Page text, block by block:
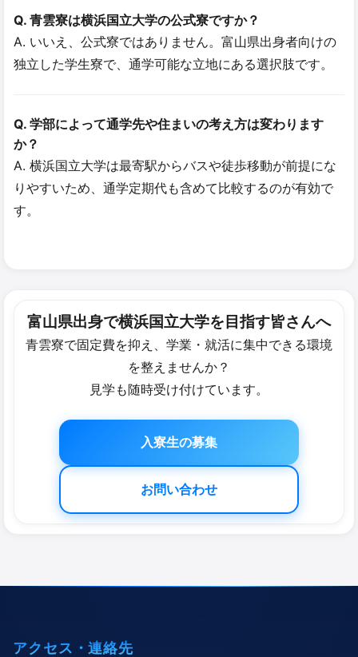
Q. 青雲寮は横浜国立大学の公式寮ですか？
A. いいえ、公式寮ではありません。富山県出身者向けの
独立した学生寮で、通学可能な立地にある選択肢です。
Q. 学部によって通学先や住まいの考え方は変わります
か？
A. 横浜国立大学は最寄駅からバスや徒歩移動が前提にな
りやすいため、通学定期代も含めて比較するのが有効で
す。
富山県出身で​横浜国立大学を​目指す皆さん​へ
青雲寮で固定費を抑え、学業・就活に集中できる環境
を整えませんか？
見学も随時受け付けています。
入寮生の募集
お問い合わせ
アクセス・連絡先